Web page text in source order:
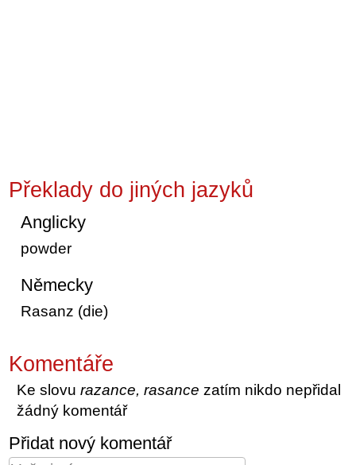
Překlady do jiných jazyků
Anglicky
powder
Německy
Rasanz (die)
Komentáře
Ke slovurazance, rasance zatím nikdo nepřidal
žádný komentář
Přidat nový komentář